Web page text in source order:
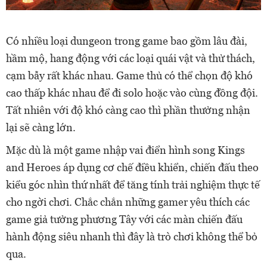
Có nhiều loại dungeon trong game bao gồm lâu đài,
hầm mộ, hang động với các loại quái vật và thử thách,
cạm bẫy rất khác nhau. Game thủ có thể chọn độ khó
cao thấp khác nhau để đi solo hoặc vào cùng đồng đội.
Tất nhiên với độ khó càng cao thì phần thưởng nhận
lại sẽ càng lớn.
Mặc dù là một game nhập vai điển hình song Kings
and Heroes áp dụng cơ chế điều khiển, chiến đấu theo
kiểu góc nhìn thứ nhất để tăng tính trải nghiệm thực tế
cho ngời chơi. Chắc chắn những gamer yêu thích các
game giả tưởng phương Tây với các màn chiến đấu
hành động siêu nhanh thì đây là trò chơi không thể bỏ
qua.